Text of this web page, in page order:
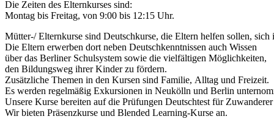
Die Zeiten des Elternkurses sind:
Montag bis Freitag, von 9:00 bis 12:15 Uhr.
Mütter-/ Elternkurse sind Deutschkurse, die Eltern helfen sollen,
Die Eltern erwerben dort neben Deutschkenntnissen auch Wissen
über das Berliner Schulsystem sowie die vielfältigen Möglichkeiten,
den Bildungsweg ihrer Kinder zu fördern.
Zusätzliche Themen in den Kursen sind Familie, Alltag und Freizeit.
Es werden regelmäßig Exkursionen in Neukölln und Berlin
Unsere Kurse bereiten auf die Prüfungen Deutschtest für
Wir bieten Präsenzkurse und Blended Learning-Kurse an.